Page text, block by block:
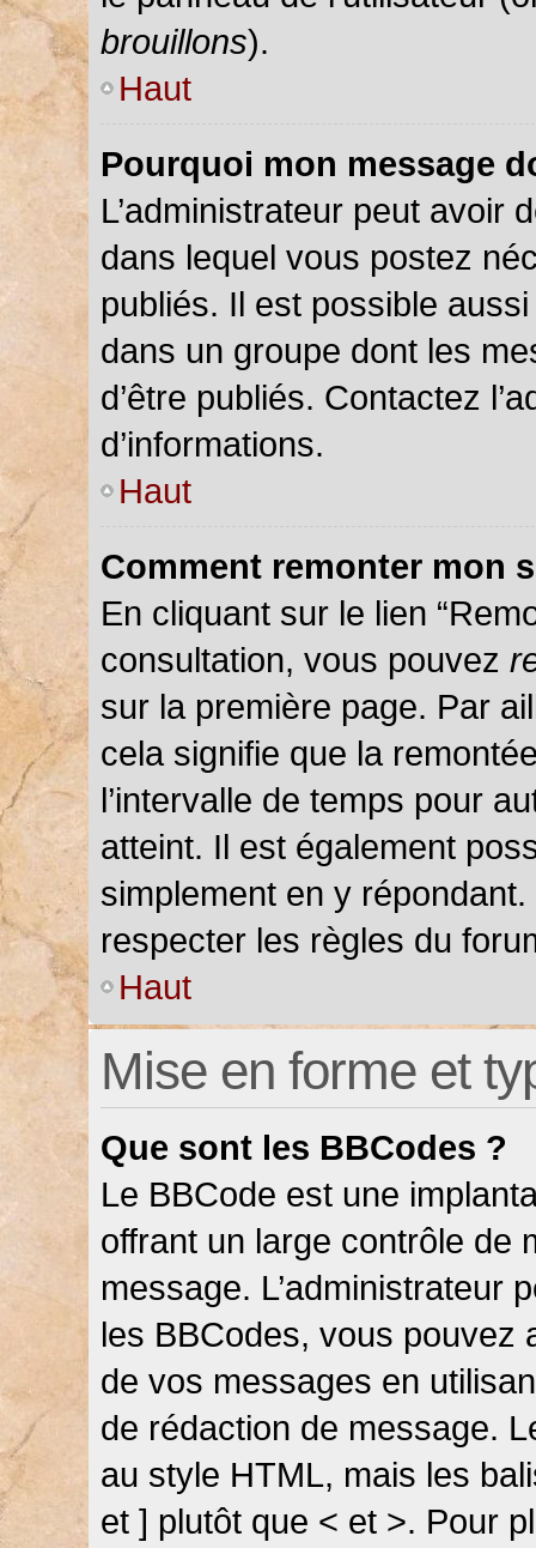
brouillons).
Haut
Pourquoi mon message
L’administrateur peut avoir
dans lequel vous postez
publiés. Il est possible
dans un groupe dont les
d’être publiés. Contactez
d’informations.
Haut
Comment remonter mon
En cliquant sur le lien
consultation, vous pouvez
sur la première page. Par
cela signifie que la
l’intervalle de temps pour
atteint. Il est également
simplement en y
respecter les règles du
Haut
Mise en forme et
Que sont les BBCodes ?
Le BBCode est une
offrant un large contrôle de
message. L’administrateur
les BBCodes, vous pouvez
de vos messages en
de rédaction de message.
au style HTML, mais les
et ] plutôt que < et >. Pour